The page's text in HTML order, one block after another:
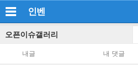
인벤
오픈이슈갤러리
내글 내 댓글